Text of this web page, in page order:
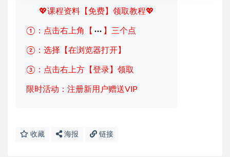
💖课程资料【免费】领取教程💖
①：点击右上角【 】三个点
②：选择【在浏览器打开】
③：点击右上方【登录】领取
限时活动：注册新用户赠送VIP
收藏 海报 链接